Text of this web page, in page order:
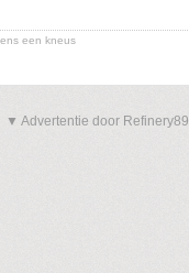
een kneus
▼ Advertentie door Refinery89